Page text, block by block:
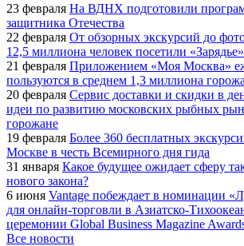
23 февраля На ВДНХ подготовили
защитника Отечества
22 февраля От обзорных экскурсий до
12,5 миллиона человек посетили
21 февраля Приложением «Моя Москва»
пользуются в среднем 1,3 миллиона
20 февраля Сервис доставки и скидки в
идеи по развитию московских рыбных
горожане
19 февраля Более 360 бесплатных
Москве в честь Всемирного дня гида
31 января Какое будущее ожидает сферу
нового закона?
6 июня Vantage побеждает в номинации
для онлайн-торговли в Азиатско-
церемонии Global Business Magazine
Все новости